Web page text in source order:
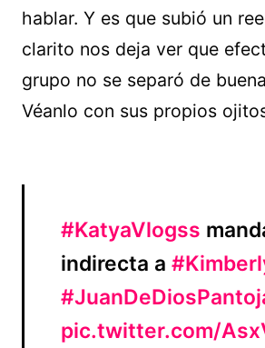
hablar. Y es que subió un
clarito nos deja ver que
grupo no se separó de
Véanlo con sus propios
#KatyaVlogss
indirecta a
pic.twitter.com/